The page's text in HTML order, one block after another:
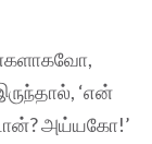
‘என்
அய்யகோ!’